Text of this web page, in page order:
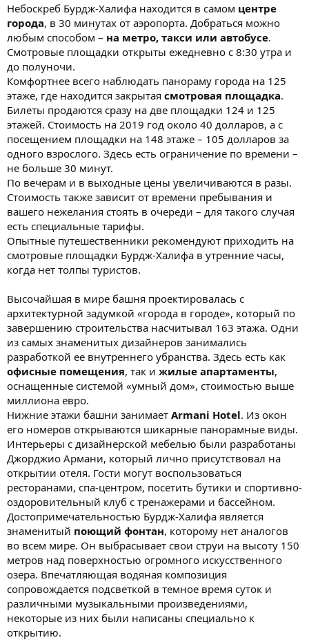
Небоскреб Бурдж-Халифа находится в самом центре
города, в 30 минутах от аэропорта. Добраться можно
любым способом – на метро, такси или автобусе.
Смотровые площадки открыты ежедневно с 8:30 утра и
до полуночи.
Комфортнее всего наблюдать панораму города на 125
этаже, где находится закрытая смотровая площадка.
Билеты продаются сразу на две площадки 124 и 125
этажей. Стоимость на 2019 год около 40 долларов, а с
посещением площадки на 148 этаже – 105 долларов за
одного взрослого. Здесь есть ограничение по времени –
не больше 30 минут.
По вечерам и в выходные цены увеличиваются в разы.
Стоимость также зависит от времени пребывания и
вашего нежелания стоять в очереди – для такого случая
есть специальные тарифы.
Опытные путешественники рекомендуют приходить на
смотровые площадки Бурдж-Халифа в утренние часы,
когда нет толпы туристов.
Высочайшая в мире башня проектировалась с
архитектурной задумкой «города в городе», который по
завершению строительства насчитывал 163 этажа. Одни
из самых знаменитых дизайнеров занимались
разработкой ее внутреннего убранства. Здесь есть как
офисные помещения, так и жилые апартаменты,
оснащенные системой «умный дом», стоимостью выше
миллиона евро.
Нижние этажи башни занимает Armani Hotel. Из окон
его номеров открываются шикарные панорамные виды.
Интерьеры с дизайнерской мебелью были разработаны
Джорджио Армани, который лично присутствовал на
открытии отеля. Гости могут воспользоваться
ресторанами, спа-центром, посетить бутики и спортивно-
оздоровительный клуб с тренажерами и бассейном.
Достопримечательностью Бурдж-Халифа является
знаменитый поющий фонтан, которому нет аналогов
во всем мире. Он выбрасывает свои струи на высоту 150
метров над поверхностью огромного искусственного
озера. Впечатляющая водяная композиция
сопровождается подсветкой в темное время суток и
различными музыкальными произведениями,
некоторые из них были написаны специально к
открытию.